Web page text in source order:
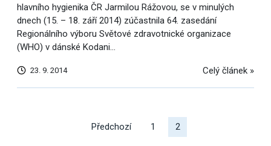
hlavního hygienika ČR Jarmilou Rážovou, se v minulých
dnech (15. – 18. září 2014) zúčastnila 64. zasedání
Regionálního výboru Světové zdravotnické organizace
(WHO) v dánské Kodani…
23. 9. 2014 Celý článek »
Předchozí 1 2